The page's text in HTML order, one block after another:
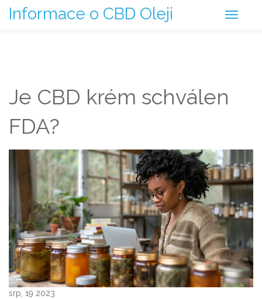
Informace o CBD Oleji
Je CBD krém schválen
FDA?
srp, 19 2023